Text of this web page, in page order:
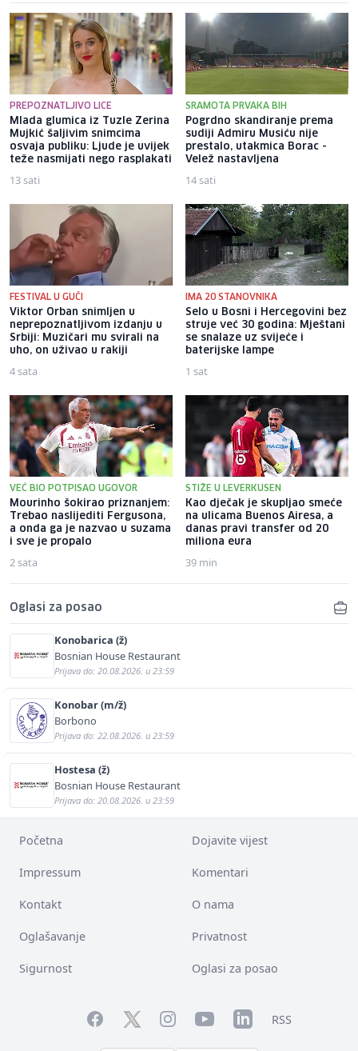
PREPOZNATLJIVO LICE
Mlada glumica iz Tuzle Zerina
Mujkić šaljivim snimcima
osvaja publiku: Ljude je uvijek
teže nasmijati nego rasplakati
13 sati
SRAMOTA PRVAKA BIH
Pogrdno skandiranje prema
sudiji Admiru Musiću nije
prestalo, utakmica Borac -
Velež nastavljena
14 sati
FESTIVAL U GUČI
Viktor Orban snimljen u
neprepoznatljivom izdanju u
Srbiji: Muzičari mu svirali na
uho, on uživao u rakiji
4 sata
IMA 20 STANOVNIKA
Selo u Bosni i Hercegovini bez
struje već 30 godina: Mještani
se snalaze uz svijeće i
baterijske lampe
1 sat
VEĆ BIO POTPISAO UGOVOR
Mourinho šokirao priznanjem:
Trebao naslijediti Fergusona,
a onda ga je nazvao u suzama
i sve je propalo
2 sata
STIŽE U LEVERKUSEN
Kao dječak je skupljao smeće
na ulicama Buenos Airesa, a
danas pravi transfer od 20
miliona eura
39 min
Oglasi za posao
Konobarica (ž)
Bosnian House Restaurant
Prijava do: 20.08.2026. u 23:59
Konobar (m/ž)
Borbono
Prijava do: 22.08.2026. u 23:59
Hostesa (ž)
Bosnian House Restaurant
Prijava do: 20.08.2026. u 23:59
Početna Dojavite vijest
Impressum Komentari
Kontakt O nama
Oglašavanje Privatnost
Sigurnost Oglasi za posao
FacebookTwitterInstagramYouTubeLinkedInRSS